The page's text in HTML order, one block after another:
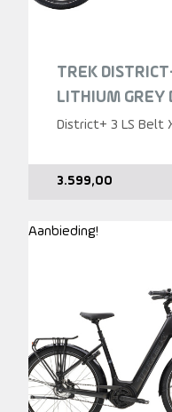
TREK
LITHIUM GREY
District+ 3 LS Belt
3.599,00
Aanbieding!